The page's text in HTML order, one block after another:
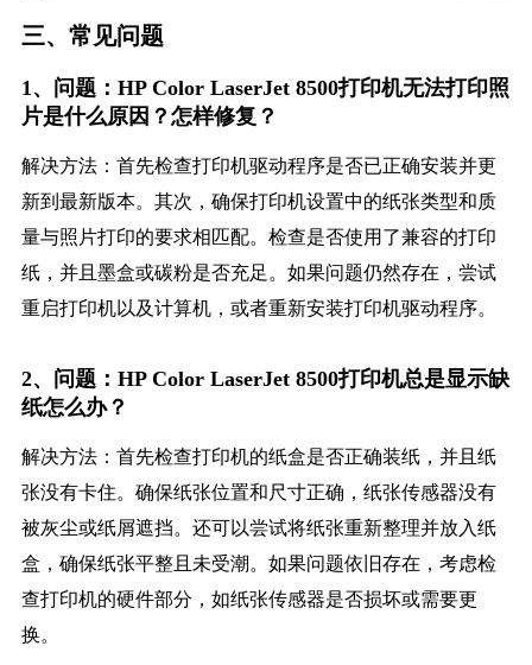
三、常见问题
1、问题：HP Color LaserJet 8500打印机无法打印照
片是什么原因？怎样修复？
解决方法：首先检查打印机驱动程序是否已正确安装并更
新到最新版本。其次，确保打印机设置中的纸张类型和质
量与照片打印的要求相匹配。检查是否使用了兼容的打印
纸，并且墨盒或碳粉是否充足。如果问题仍然存在，尝试
重启打印机以及计算机，或者重新安装打印机驱动程序。
2、问题：HP Color LaserJet 8500打印机总是显示缺
纸怎么办？
解决方法：首先检查打印机的纸盒是否正确装纸，并且纸
张没有卡住。确保纸张位置和尺寸正确，纸张传感器没有
被灰尘或纸屑遮挡。还可以尝试将纸张重新整理并放入纸
盒，确保纸张平整且未受潮。如果问题依旧存在，考虑检
查打印机的硬件部分，如纸张传感器是否损坏或需要更
换。